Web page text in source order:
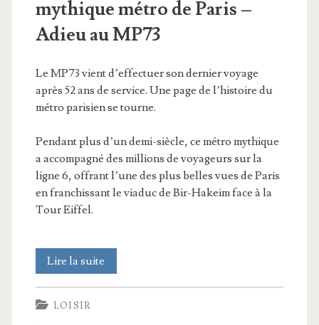
mythique métro de Paris –
Adieu au MP73
Le MP73 vient d’effectuer son dernier voyage
après 52 ans de service. Une page de l’histoire du
métro parisien se tourne.
Pendant plus d’un demi-siècle, ce métro mythique
a accompagné des millions de voyageurs sur la
ligne 6, offrant l’une des plus belles vues de Paris
en franchissant le viaduc de Bir-Hakeim face à la
Tour Eiffel.
Lire la suite
dernier
LOISIR